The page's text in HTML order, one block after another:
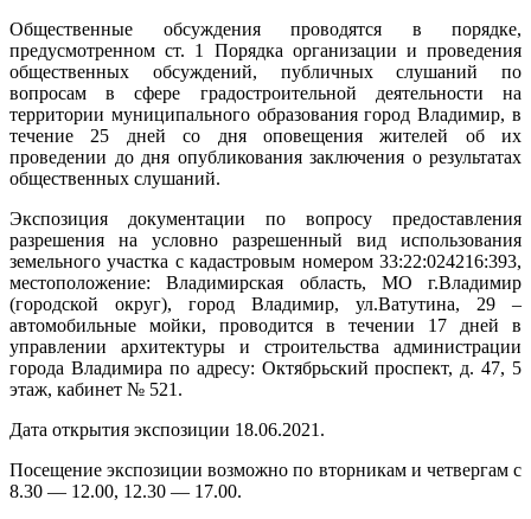
Общественные обсуждения проводятся в порядке,
предусмотренном ст. 1 Порядка организации и проведения
общественных обсуждений, публичных слушаний по
вопросам в сфере градостроительной деятельности на
территории муниципального образования город Владимир, в
течение 25 дней со дня оповещения жителей об их
проведении до дня опубликования заключения о результатах
общественных слушаний.
Экспозиция документации по вопросу предоставления
разрешения на условно разрешенный вид использования
земельного участка с кадастровым номером 33:22:024216:393,
местоположение: Владимирская область, МО г.Владимир
(городской округ), город Владимир, ул.Ватутина, 29 –
автомобильные мойки, проводится в течении 17 дней в
управлении архитектуры и строительства администрации
города Владимира по адресу: Октябрьский проспект, д. 47, 5
этаж, кабинет № 521.
Дата открытия экспозиции 18.06.2021.
Посещение экспозиции возможно по вторникам и четвергам с
8.30 — 12.00, 12.30 — 17.00.